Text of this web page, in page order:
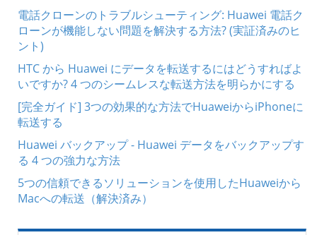
電話クローンのトラブルシューティング: Huawei 電話ク
ローンが機能しない問題を解決する方法? (実証済みのヒ
ント)
HTC から Huawei にデータを転送するにはどうすればよ
いですか? 4 つのシームレスな転送方法を明らかにする
[完全ガイド] 3つの効果的な方法でHuaweiからiPhoneに
転送する
Huawei バックアップ - Huawei データをバックアップす
る 4 つの強力な方法
5つの信頼できるソリューションを使用したHuaweiから
Macへの転送（解決済み）